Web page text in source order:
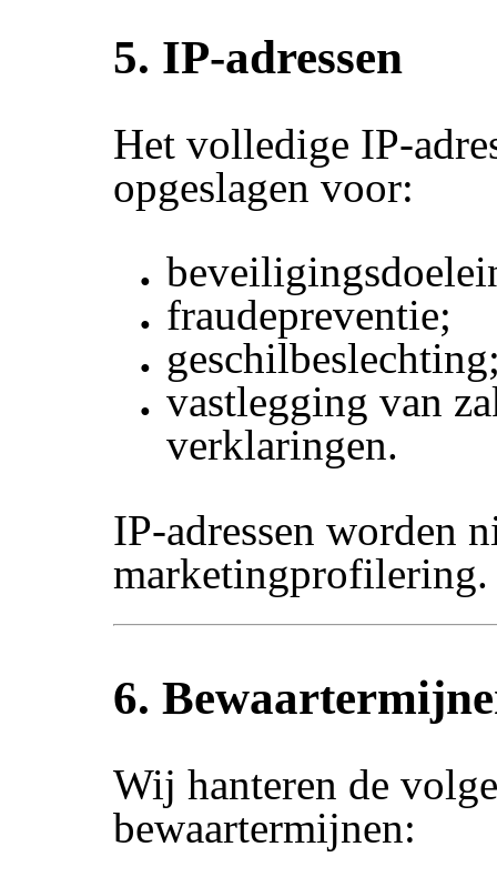
5. IP-adressen
Het volledige IP-
opgeslagen voor:
fraudepreventie;
vastlegging van
verklaringen.
IP-adressen worden
marketingprofilering.
6.
Wij hanteren de
bewaartermijnen: